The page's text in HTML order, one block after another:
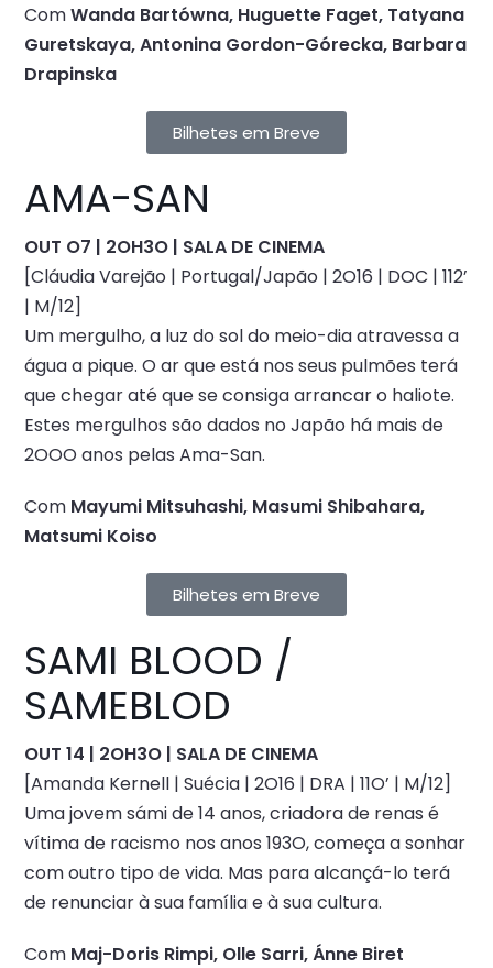
ComWanda Bartówna, Huguette Faget, Tatyana
Guretskaya, Antonina Gordon-Górecka, Barbara
Drapinska
Bilhetes em Breve
AMA-SAN
OUT O7 | 2OH3O | SALA DE CINEMA
[Cláudia Varejão | Portugal/Japão | 2O16 | DOC | 112’
| M/12]
Um mergulho, a luz do sol do meio-dia atravessa a
água a pique. O ar que está nos seus pulmões terá
que chegar até que se consiga arrancar o haliote.
Estes mergulhos são dados no Japão há mais de
2OOO anos pelas Ama-San.
Com Mayumi Mitsuhashi, Masumi Shibahara,
Matsumi Koiso
Bilhetes em Breve
SAMI BLOOD /
SAMEBLOD
OUT 14 | 2OH3O | SALA DE CINEMA
[Amanda Kernell | Suécia | 2O16 | DRA | 11O’ | M/12]
Uma jovem sámi de 14 anos, criadora de renas é
vítima de racismo nos anos 193O, começa a sonhar
com outro tipo de vida. Mas para alcançá-lo terá
de renunciar à sua família e à sua cultura.
Com Maj-Doris Rimpi, Olle Sarri, Ánne Biret